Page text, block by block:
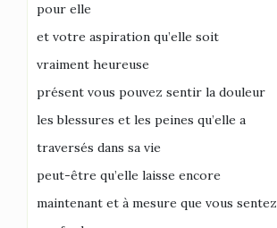
pour elle
et votre aspiration qu’elle soit
vraiment heureuse
présent vous pouvez sentir la douleur
les blessures et les peines qu’elle a
traversés dans sa vie
peut-être qu’elle laisse encore
maintenant et à mesure que vous sentez